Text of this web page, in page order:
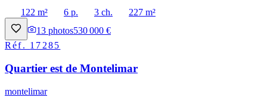
122 m²
6 p. 3 ch.
227 m²
13 photos530 000 €
Réf. 17285
Quartier est de Montelimar
montelimar